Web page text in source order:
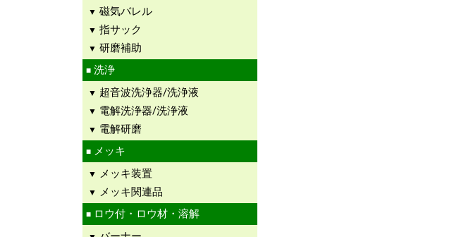
磁気バレル
指サック
研磨補助
洗浄
超音波洗浄器/洗浄液
電解洗浄器/洗浄液
電解研磨
メッキ
メッキ装置
メッキ関連品
ロウ付・ロウ材・溶解